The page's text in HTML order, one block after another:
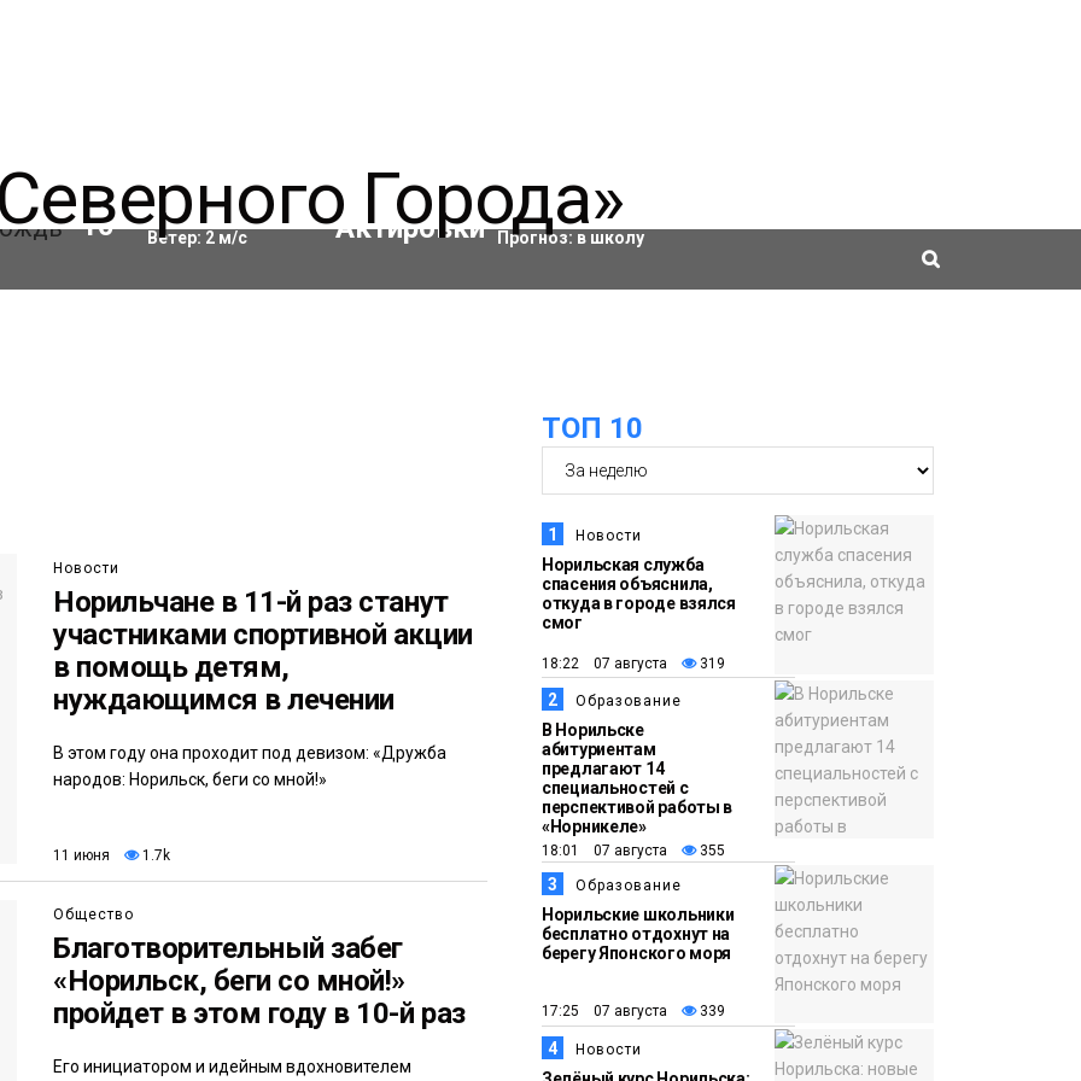
10 °C Влажность:98%
Ветер: 2м/с
Актировки
Прогноз: в школу
Новости
Норильчане в 11-й раз станут
участниками спортивной акции
в помощь детям,
нуждающимся в лечении
В этом году она проходит под девизом: «Дружба
народов: Норильск, беги со мной!»
11 июня 1.7k
Общество
Благотворительный забег
«Норильск, беги со мной!»
пройдет в этом году в 10-й раз
Его инициатором и идейным вдохновителем
ТОП 10
1 Новости
Норильская служба
спасения объяснила,
откуда в городе взялся
смог
18:22 07 августа 319
2 Образование
В Норильске
абитуриентам
предлагают 14
специальностей с
перспективой работы в
«Норникеле»
18:01 07 августа 355
3 Образование
Норильские школьники
бесплатно отдохнут на
берегу Японского моря
17:25 07 августа 339
4 Новости